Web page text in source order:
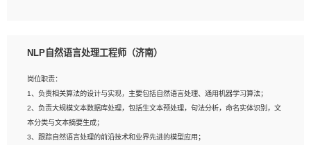
验的更佳；
3、熟悉数据库开发，熟悉Mysql、Oracle、MongoDb数据库应用开发其中一种；
4、熟悉Python Wed框架（Django/Flask...）代码能力优秀，熟悉编码规范和具备
良好的文档编写能力）；
5、沟通表达能力强，具备团队协作能力。
NLP自然语言处理工程师（济南）
岗位职责：
1、负责相关算法的设计与实现，主要包括自然语言处理、通用机器学习算法；
2、负责大规模文本数据库处理，包括生文本预处理，句法分析，命名实体识别，文
本分类与文本摘要生成；
3、跟踪自然语言处理的前沿技术和业界先进的模型应用；